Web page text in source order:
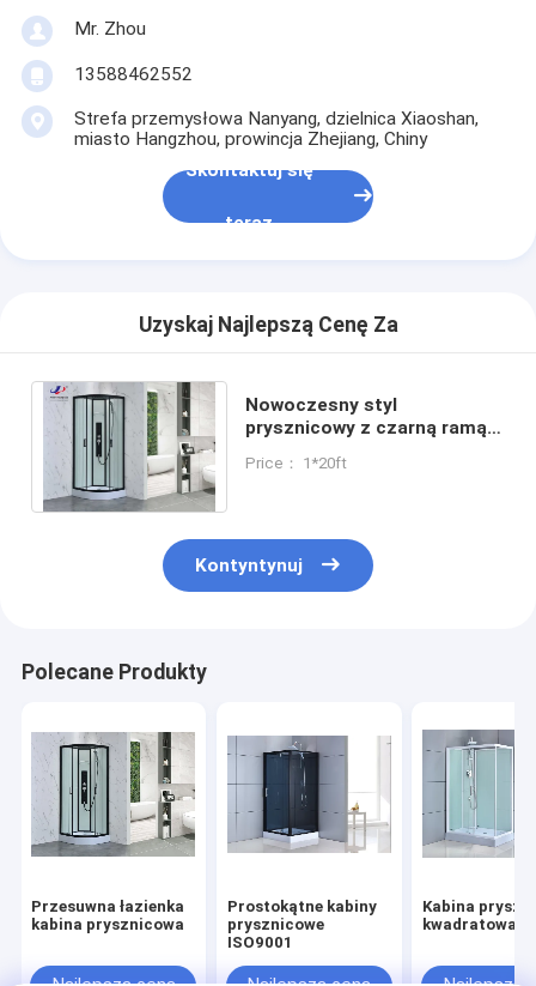
Mr. Zhou
13588462552
Strefa przemysłowa Nanyang, dzielnica Xiaoshan,
miasto Hangzhou, prowincja Zhejiang, Chiny
Skontaktuj się
teraz
Uzyskaj Najlepszą Cenę Za
Nowoczesny styl
prysznicowy z czarną ramą i
ze szklanym dachem
Price： 1*20ft
Kontyntynuj
Polecane Produkty
Przesuwna łazienka
kabina prysznicowa
Prostokątne kabiny
prysznicowe
ISO9001
Kabina
kwadratowa 6